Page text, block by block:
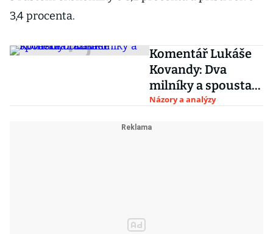
3,4 procenta.
Komentář Lukáše
Kovandy: Dva
milníky a spousta
otazníků
Názory a analýzy